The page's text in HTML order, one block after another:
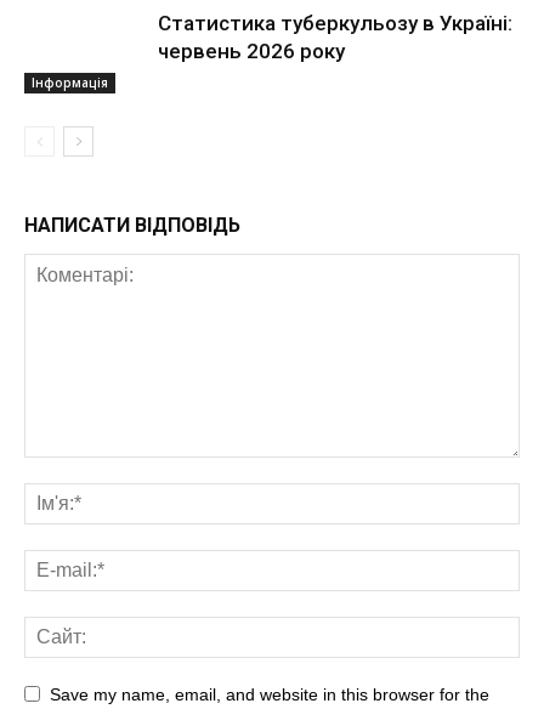
Інформація
Статистика туберкульозу в Україні:
червень 2026 року
НАПИСАТИ ВІДПОВІДЬ
Save my name, email, and website in this browser for the